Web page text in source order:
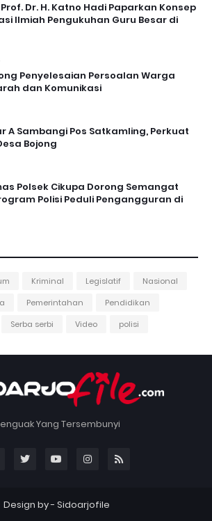
Dr. H. Katno Hadi Paparkan Konsep
Ilmiah Pengukuhan Guru Besar di
Penyelesaian Persoalan Warga
dan Komunikasi
A Sambangi Pos Satkamling, Perkuat
Bojong
Polsek Cikupa Dorong Semangat
Polisi Peduli Pengangguran di
Kriminal Legislatif
Nasional
Pemerintahan
Pendidikan
Serba serbi Video polisi
Yang Tersembunyi
Design by - Sidoarjofile